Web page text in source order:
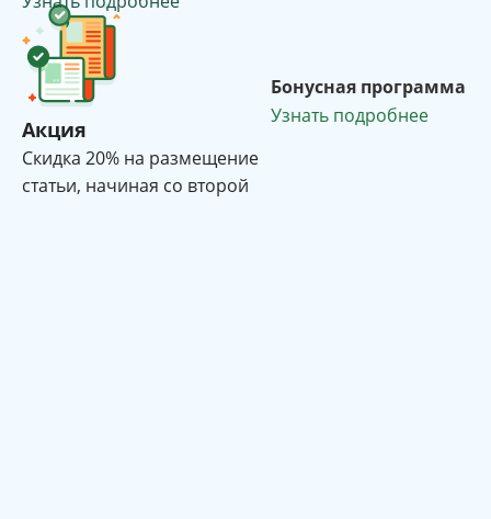
Акция
Cкидка 20% на размещение
статьи, начиная со второй
Бонусная программа
Узнать подробнее